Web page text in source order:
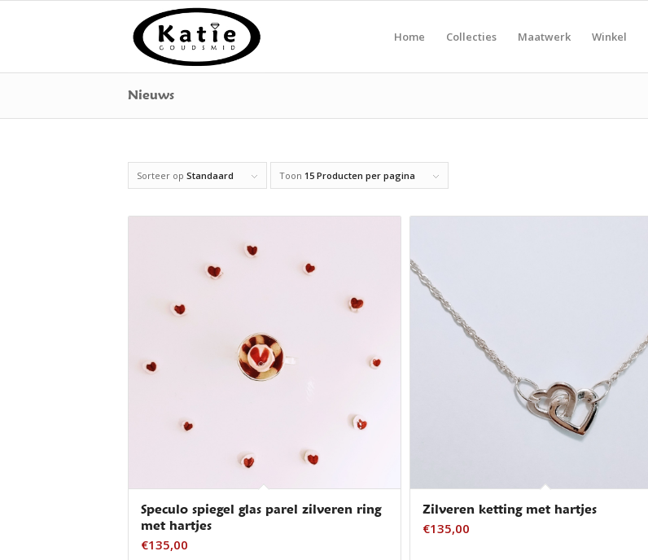
Home Collecties Maatwerk Winkel
Nieuws
Sorteer op Standaard Toon 15 Producten per pagina
Speculo spiegel glas parel zilveren ring
met hartjes
€135,00
Zilveren ketting met hartjes
€135,00